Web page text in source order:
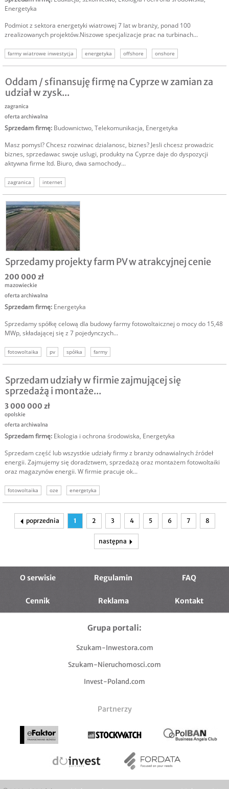
Energetyka
Podmiot z sektora energetyki wiatrowej 7 lat w branży, ponad 100
zrealizowanych projektów.Niszowe specjalizacje prac na turbinach...
farmy wiatrowe inwestycja energetyka offshore
onshore
sprzedam oze
inwestor oze szkolenia
Oddam / sfinansuję firmę na Cyprze w zamian za
udział w zysk...
zagranica
oferta archiwalna
Sprzedam firmę: Budownictwo, Telekomunikacja, Energetyka
Masz pomysl? Chcesz rozwinac dzialanosc, biznes? Jesli chcesz prowadzic
biznes, sprzedawac swoje uslugi, produkty na Cyprze daje do dyspozycji
aktywna firme ltd. Biuro, dwa samochody...
zagranica internet
Sprzedamy projekty farm PV w atrakcyjnej cenie
200 000 zł
mazowieckie
oferta archiwalna
Sprzedam firmę: Energetyka
Sprzedamy spółkę celową dla budowy farmy fotowoltaicznej o mocy do 15,48
MWp, składającej się z 7 pojedynczych...
fotowoltaika pv spółka farmy
Sprzedam udziały w firmie zajmującej się
sprzedażą i montaże...
3 000 000 zł
opolskie
oferta archiwalna
Sprzedam firmę: Ekologia i ochrona środowiska, Energetyka
Sprzedam część lub wszystkie udziały firmy z branży odnawialnych źródeł
energii. Zajmujemy się doradztwem, sprzedażą oraz montażem fotowoltaiki
oraz magazynów energii. W firmie pracuje ok...
fotowoltaika oze energetyka
poprzednia 1 2 3 4 5 6 7 8
następna
O serwisie Regulamin FAQ
Cennik Reklama Kontakt
Grupa portali:
Szukam-Inwestora.com
Szukam-Nieruchomosci.com
Invest-Poland.com
Partnerzy